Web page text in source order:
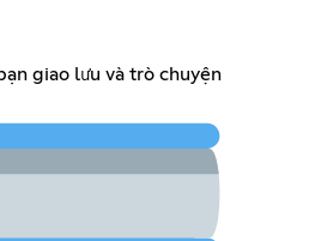
giao lưu và trò chuyện